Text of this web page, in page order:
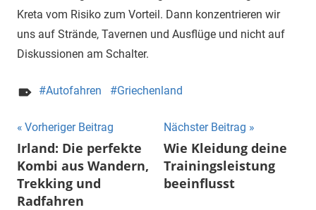
Kreta vom Risiko zum Vorteil. Dann konzentrieren wir
uns auf Strände, Tavernen und Ausflüge und nicht auf
Diskussionen am Schalter.
Autofahren Griechenland
Beitragsnavigation
Vorheriger Beitrag
Irland: Die perfekte
Kombi aus Wandern,
Trekking und
Radfahren
Nächster Beitrag
Wie Kleidung deine
Trainingsleistung
beeinflusst